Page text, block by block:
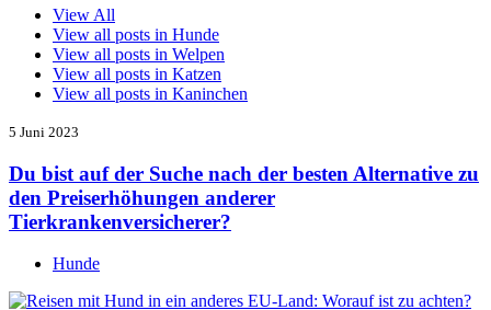
View All
View all posts in Hunde
View all posts in Welpen
View all posts in Katzen
View all posts in Kaninchen
5 Juni 2023
Du bist auf der Suche nach der besten Alternative zu
den Preiserhöhungen anderer
Tierkrankenversicherer?
Hunde